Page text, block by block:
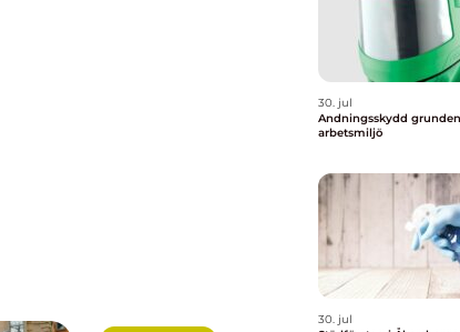
30. jul
Andningsskydd grunden för en säker
arbetsmiljö
30. jul